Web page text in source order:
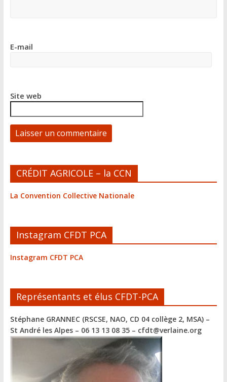
E-mail
Site web
l
t
a
t
:
CRÉDIT AGRICOLE – la CCN
La Convention Collective Nationale
Instagram CFDT PCA
Instagram CFDT PCA
Représentants et élus CFDT-PCA
Stéphane GRANNEC (RSCSE, NAO, CD 04 collège 2, MSA)–
St André les Alpes – 06 13 13 08 35 – cfdt@verlaine.org